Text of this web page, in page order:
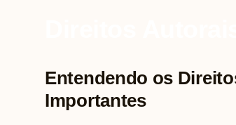
Entendendo os
Importantes